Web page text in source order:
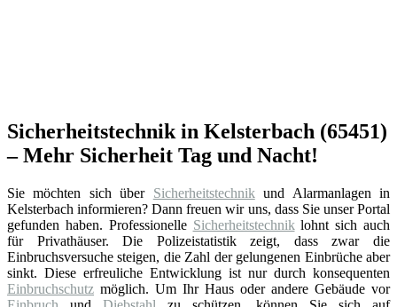
Sicherheitstechnik in Kelsterbach (65451)
– Mehr Sicherheit Tag und Nacht!
Sie möchten sich über Sicherheitstechnikund Alarmanlagen in
Kelsterbach informieren? Dann freuen wir uns, dass Sie unser Portal
gefunden haben. Professionelle Sicherheitstechniklohnt sich auch
für Privathäuser. Die Polizeistatistik zeigt, dass zwar die
Einbruchsversuche steigen, die Zahl der gelungenen Einbrüche aber
sinkt. Diese erfreuliche Entwicklung ist nur durch konsequenten
Einbruchschutz möglich. Um Ihr Haus oder andere Gebäude vor